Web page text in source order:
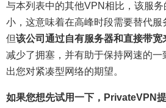
与本列表中的其他VPN相比，该服
小，这意味着在高峰时段需要替代服
但该公司通过自有服务器和直接带宽
减少了拥塞，并有助于保持网速的一
出您对紧凑型网络的期望。
如果您想先试用一下，PrivateVPN